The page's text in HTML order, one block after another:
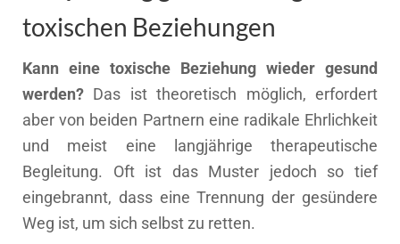
toxischen Beziehungen
Kann eine toxische Beziehung wieder gesund
werden? Das ist theoretisch möglich, erfordert
aber von beiden Partnern eine radikale Ehrlichkeit
und meist eine langjährige therapeutische
Begleitung. Oft ist das Muster jedoch so tief
eingebrannt, dass eine Trennung der gesündere
Weg ist, um sich selbst zu retten.